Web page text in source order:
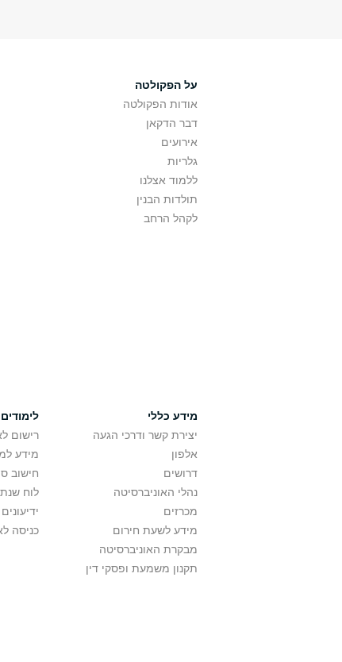
על הפקולטה
אודות הפקולטה
דבר הדקאן
אירועים
גלריות
ללמוד אצלנו
תולדות הבנין
לקהל הרחב
מידע כללי
יצירת קשר ודרכי הגעה
אלפון
דרושים
נהלי האוניברסיטה
מכרזים
מידע לשעת חירום
מבקרת האוניברסיטה
תקנון משמעת ופסקי דין
לימודים
רישום
מידע
חישוב
לוח
ידיעונים
כניסה